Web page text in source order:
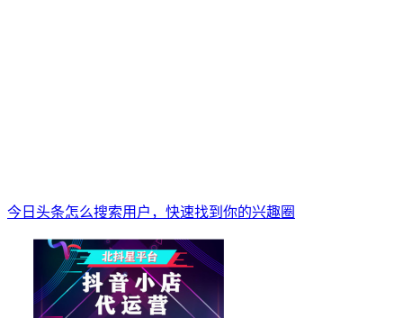
今日头条怎么搜索用户，快速找到你的兴趣圈